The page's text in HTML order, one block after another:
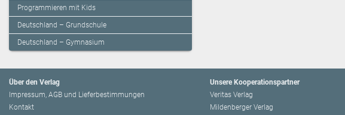
Programmieren mit Kids
Deutschland – Grundschule
Deutschland – Gymnasium
Über den Verlag
Impressum, AGB und Lieferbestimmungen
Kontakt
Unsere Kooperationspartner
Veritas Verlag
Mildenberger Verlag